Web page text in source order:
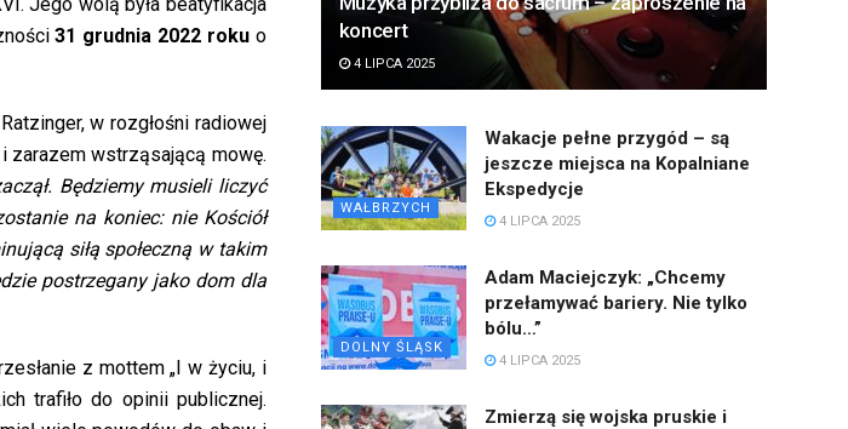
Jego wolą była beatyfikacja
31 grudnia 2022 rokuo
w rozgłośni radiowej
zarazem wstrząsającą mowę.
Będziemy musieli liczyć
na koniec: nie Kościół
siłą społeczną w takim
postrzegany jako dom dla
z mottem „I w życiu, i
trafiło do opinii publicznej.
koncert
4 LIPCA 2025
WAŁBRZYCH
Wakacje pełne przygód – są
jeszcze miejsca na Kopalniane
Ekspedycje
4 LIPCA 2025
DOLNY ŚLĄSK
Adam Maciejczyk: „Chcemy
przełamywać bariery. Nie tylko
bólu…”
4 LIPCA 2025
Zmierzą się wojska pruskie i